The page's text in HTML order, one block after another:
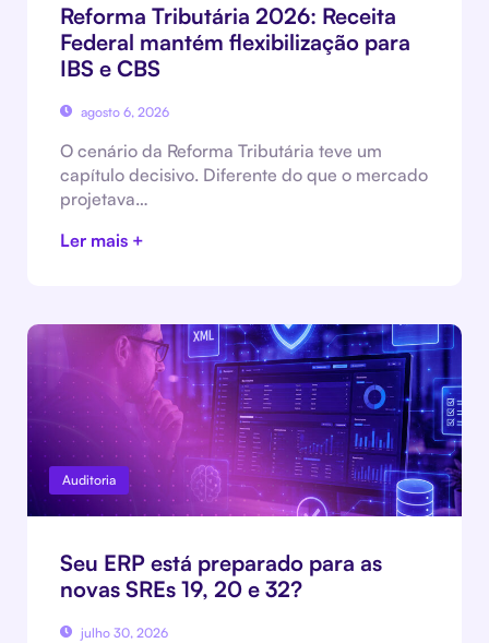
Reforma Tributária 2026: Receita
Federal mantém flexibilização para
IBS e CBS
agosto 6, 2026
O cenário da Reforma Tributária teve um
capítulo decisivo. Diferente do que o mercado
projetava…
Ler mais +
Auditoria
Seu ERP está preparado para as
novas SREs 19, 20 e 32?
julho 30, 2026